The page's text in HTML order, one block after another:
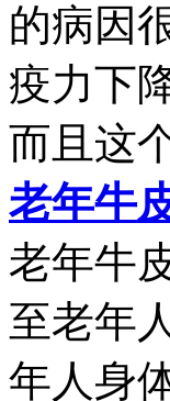
的病因
疫力下
而且这
老年牛
老年牛
至老年
年人身